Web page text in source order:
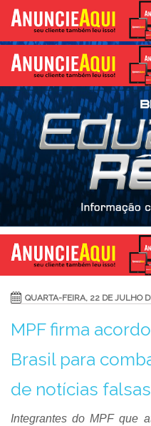
QUARTA-FEIRA, 22 DE JULHO
MPF firma
Brasil para
de notícias
Integrantes do MPF que